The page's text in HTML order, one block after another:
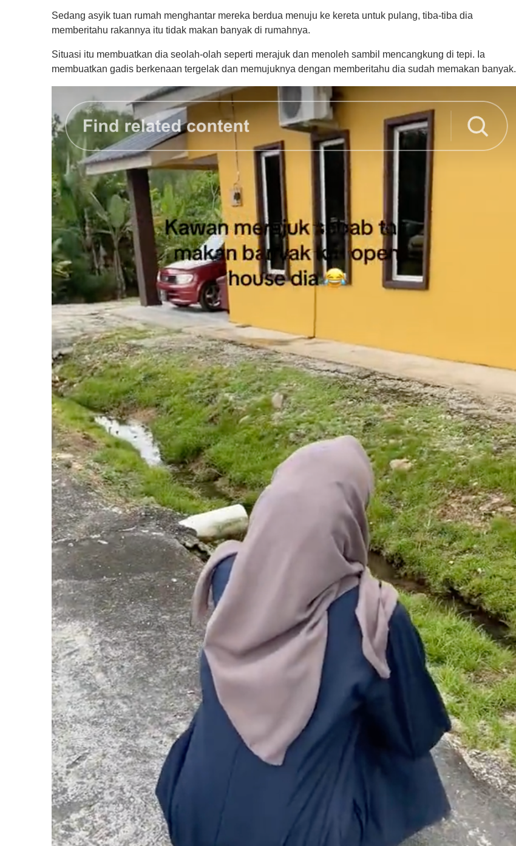
Sedang asyik tuan rumah menghantar mereka berdua menuju ke kereta untuk pulang, tiba-tiba dia
memberitahu rakannya itu tidak makan banyak di rumahnya.
Situasi itu membuatkan dia seolah-olah seperti merajuk dan menoleh sambil mencangkung di tepi. Ia
membuatkan gadis berkenaan tergelak dan memujuknya dengan memberitahu dia sudah memakan banyak.